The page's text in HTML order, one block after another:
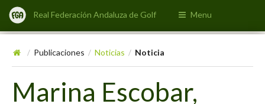
Real Federación Andaluza de Golf Menu
/ Publicaciones / Noticias / Noticia
Marina Escobar,